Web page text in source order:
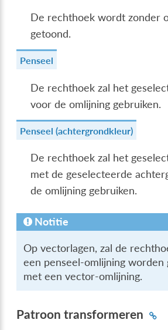
De rechthoek wordt zonder
getoond.
Penseel
De rechthoek zal het
voor de omlijning gebruiken.
Penseel (achtergrondkleur)
De rechthoek zal het
met de geselecteerde
de omlijning gebruiken.
Notitie
Op vectorlagen, zal de
een penseel-omlijning worden
met een vector-omlijning.
Patroon transformeren